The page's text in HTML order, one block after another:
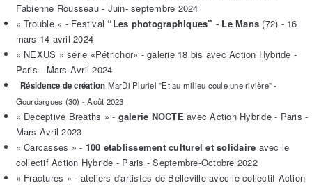
Fabienne Rousseau - Juin- septembre 2024
« Trouble » - Festival “Les photographiques” - Le Mans (72) - 16
mars-14 avril 2024
« NEXUS » série «Pétrichor» - galerie 18 bis avec Action Hybride -
Paris - Mars-Avril 2024
Résidence de création MarDi Pluriel "Et au milieu coule une rivière" -
Gourdargues (30) - Août 2023
« Deceptive Breaths » - galerie NOCTE avec Action Hybride - Paris -
Mars-Avril 2023
« Carcasses » - 100 etablissement culturel et solidaire avec le
collectif Action Hybride - Paris - Septembre-Octobre 2022
« Fractures » - ateliers d'artistes de Belleville avec le collectif Action